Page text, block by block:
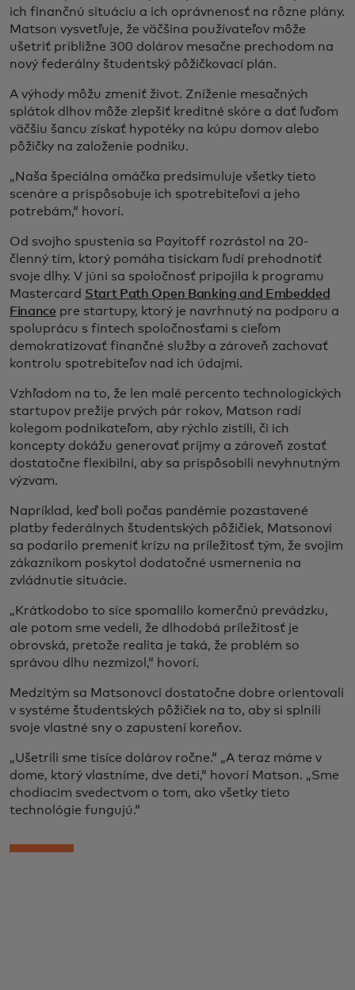
ich finančnú situáciu a ich oprávnenosť na rôzne plány.
Matson vysvetľuje, že väčšina používateľov môže
ušetriť približne 300 dolárov mesačne prechodom na
nový federálny študentský pôžičkovací plán.
A výhody môžu zmeniť život. Zníženie mesačných
splátok dlhov môže zlepšiť kreditné skóre a dať ľuďom
väčšiu šancu získať hypotéky na kúpu domov alebo
pôžičky na založenie podniku.
„Naša špeciálna omáčka predsimuluje všetky tieto
scenáre a prispôsobuje ich spotrebiteľovi a jeho
potrebám,“ hovorí.
Od svojho spustenia sa Payitoff rozrástol na 20-
členný tím, ktorý pomáha tisíckam ľudí prehodnotiť
svoje dlhy. V júni sa spoločnosť pripojila k programu
Mastercard Start Path Open Banking and Embedded
Finance pre startupy, ktorý je navrhnutý na podporu a
spoluprácu s fintech spoločnosťami s cieľom
demokratizovať finančné služby a zároveň zachovať
kontrolu spotrebiteľov nad ich údajmi.
Vzhľadom na to, že len malé percento technologických
startupov prežije prvých pár rokov, Matson radí
kolegom podnikateľom, aby rýchlo zistili, či ich
koncepty dokážu generovať príjmy a zároveň zostať
dostatočne flexibilní, aby sa prispôsobili nevyhnutným
výzvam.
Napríklad, keď boli počas pandémie pozastavené
platby federálnych študentských pôžičiek, Matsonovi
sa podarilo premeniť krízu na príležitosť tým, že svojim
zákazníkom poskytol dodatočné usmernenia na
zvládnutie situácie.
„Krátkodobo to síce spomalilo komerčnú prevádzku,
ale potom sme vedeli, že dlhodobá príležitosť je
obrovská, pretože realita je taká, že problém so
správou dlhu nezmizol,“ hovorí.
Medzitým sa Matsonovci dostatočne dobre orientovali
v systéme študentských pôžičiek na to, aby si splnili
svoje vlastné sny o zapustení koreňov.
„Ušetrili sme tisíce dolárov ročne.“ „A teraz máme v
dome, ktorý vlastníme, dve deti,“ hovorí Matson. „Sme
chodiacim svedectvom o tom, ako všetky tieto
technológie fungujú.“